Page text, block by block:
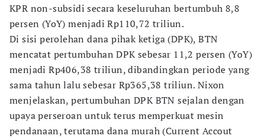
KPR non-subsidi secara keseluruhan bertumbuh 8,8
persen (YoY) menjadi Rp110,72 triliun.
Di sisi perolehan dana pihak ketiga (DPK), BTN
mencatat pertumbuhan DPK sebesar 11,2 persen (YoY)
menjadi Rp406,38 triliun, dibandingkan periode yang
sama tahun lalu sebesar Rp365,38 triliun. Nixon
menjelaskan, pertumbuhan DPK BTN sejalan dengan
upaya perseroan untuk terus memperkuat mesin
pendanaan, terutama dana murah (Current Accout